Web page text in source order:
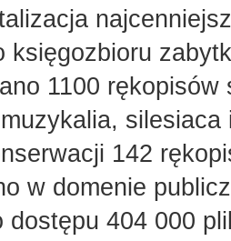
księgozbioru
1100
silesiaca
142
w domenie
dostępu 404 000